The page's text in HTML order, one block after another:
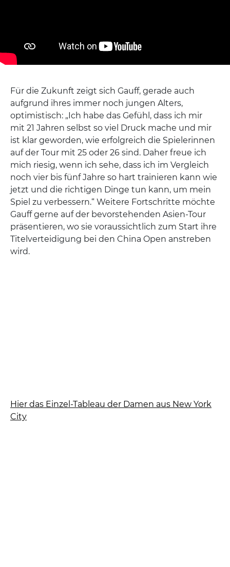
Für die Zukunft zeigt sich Gauff, gerade auch
aufgrund ihres immer noch jungen Alters,
optimistisch: „Ich habe das Gefühl, dass ich mir
mit 21 Jahren selbst so viel Druck mache und mir
ist klar geworden, wie erfolgreich die Spielerinnen
auf der Tour mit 25 oder 26 sind. Daher freue ich
mich riesig, wenn ich sehe, dass ich im Vergleich
noch vier bis fünf Jahre so hart trainieren kann wie
jetzt und die richtigen Dinge tun kann, um mein
Spiel zu verbessern.“ Weitere Fortschritte möchte
Gauff gerne auf der bevorstehenden Asien-Tour
präsentieren, wo sie voraussichtlich zum Start ihre
Titelverteidigung bei den China Open anstreben
wird.
Hier das Einzel-Tableau der Damen aus New York
City